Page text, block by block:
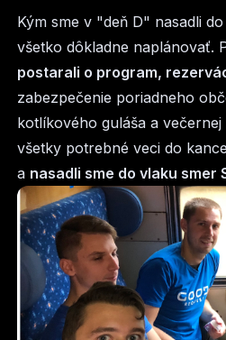
Kým sme v "deň D" nasadli
všetko dôkladne naplánovať.
postarali o program,
zabezpečenie poriadneho
kotlíkového guláša a
všetky potrebné veci do
a nasadli sme do vlaku smer